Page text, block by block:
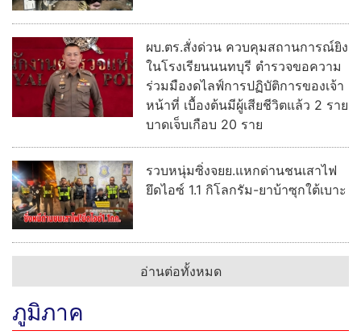
ผบ.ตร.สั่งด่วน ควบคุมสถานการณ์ยิง
ในโรงเรียนนนทบุรี ตำรวจขอความ
ร่วมมืองดไลฟ์การปฏิบัติการของเจ้า
หน้าที่ เบื้องต้นมีผู้เสียชีวิตแล้ว 2 ราย
บาดเจ็บเกือบ 20 ราย
รวบหนุ่มซิ่งจยย.แหกด่านชนเสาไฟ
ยึดไอซ์ 1.1 กิโลกรัม-ยาบ้าซุกใต้เบาะ
อ่านต่อทั้งหมด
ภูมิภาค